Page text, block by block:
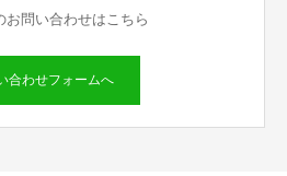
お問い合わせはこちら
合わせフォームへ